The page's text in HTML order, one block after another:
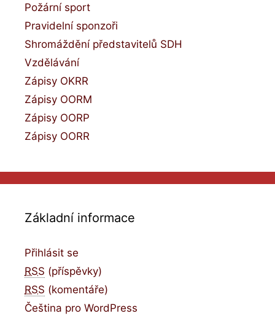
Požární sport
Pravidelní sponzoři
Shromáždění představitelů SDH
Vzdělávání
Zápisy OKRR
Zápisy OORM
Zápisy OORP
Zápisy OORR
Základní informace
Přihlásit se
RSS (příspěvky)
RSS (komentáře)
Čeština pro WordPress